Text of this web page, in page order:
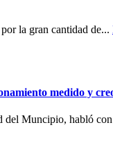
la gran cantidad de...
medido y
del Muncipio, habló